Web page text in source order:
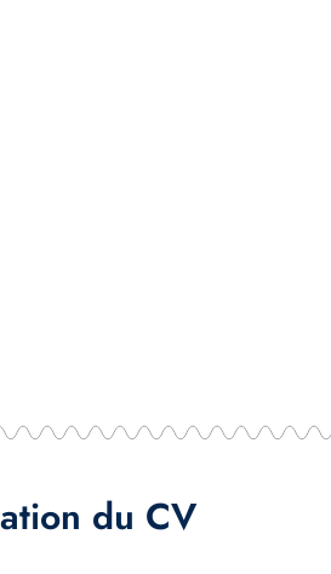
du CV